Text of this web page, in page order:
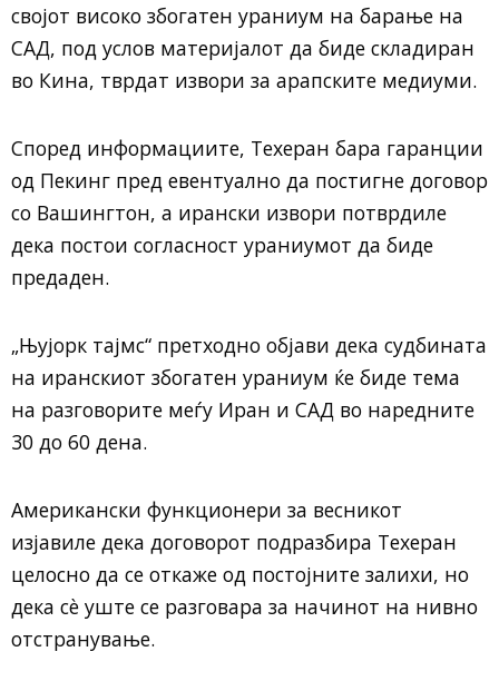
својот високо збогатен ураниум на барање на
САД, под услов материјалот да биде складиран
во Кина, тврдат извори за арапските медиуми.
Според информациите, Техеран бара гаранции
од Пекинг пред евентуално да постигне договор
со Вашингтон, а ирански извори потврдиле
дека постои согласност ураниумот да биде
предаден.
„Њујорк тајмс“ претходно објави дека судбината
на иранскиот збогатен ураниум ќе биде тема
на разговорите меѓу Иран и САД во наредните
30 до 60 дена.
Американски функционери за весникот
изјавиле дека договорот подразбира Техеран
целосно да се откаже од постојните залихи, но
дека сè уште се разговара за начинот на нивно
отстранување.